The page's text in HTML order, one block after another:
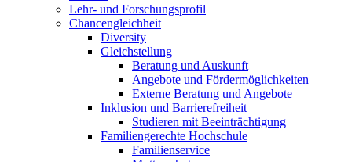
Lehr- und Forschungsprofil
Chancengleichheit
Diversity
Gleichstellung
Beratung und Auskunft
Angebote und Fördermöglichkeiten
Externe Beratung und Angebote
Inklusion und Barrierefreiheit
Studieren mit Beeinträchtigung
Familiengerechte Hochschule
Familienservice